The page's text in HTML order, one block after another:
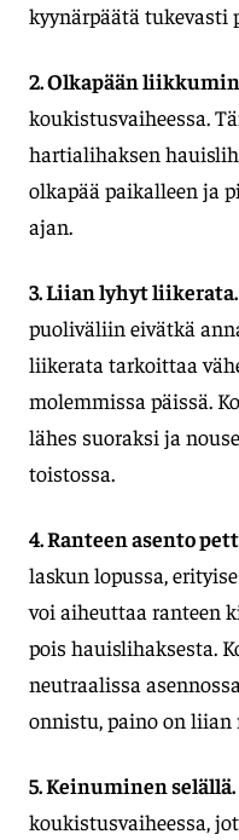
kyynärpäätä tukevasti
2. Olkapään
koukistusvaiheessa.
hartialihaksen
olkapää paikalleen ja
ajan.
3. Liian lyhyt liikerata.
puoliväliin eivätkä
liikerata tarkoittaa
molemmissa päissä.
lähes suoraksi ja
toistossa.
4. Ranteen asento
laskun lopussa,
voi aiheuttaa ranteen
pois hauislihaksesta.
neutraalissa
onnistu, paino on liian
5. Keinuminen selällä.
koukistusvaiheessa,